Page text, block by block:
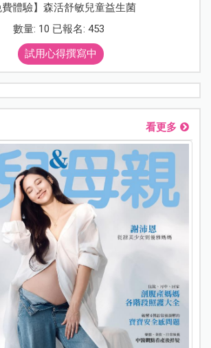
費體驗】森活舒敏兒童益生菌
數量: 10 已報名: 453
試用心得撰寫中
看更多